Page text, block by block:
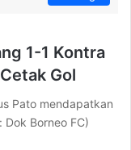
1-1 Kontra
Gol
Pato mendapatkan
Borneo FC)